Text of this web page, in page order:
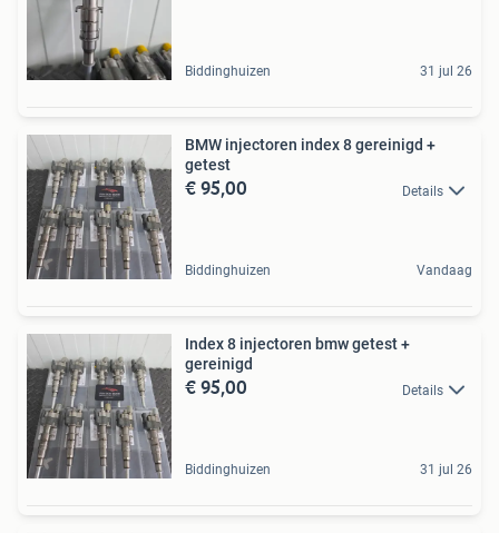
Biddinghuizen 31 jul 26
BMW injectoren index 8 gereinigd +
getest
€ 95,00 Details
Biddinghuizen Vandaag
Index 8 injectoren bmw getest +
gereinigd
€ 95,00 Details
Biddinghuizen 31 jul 26